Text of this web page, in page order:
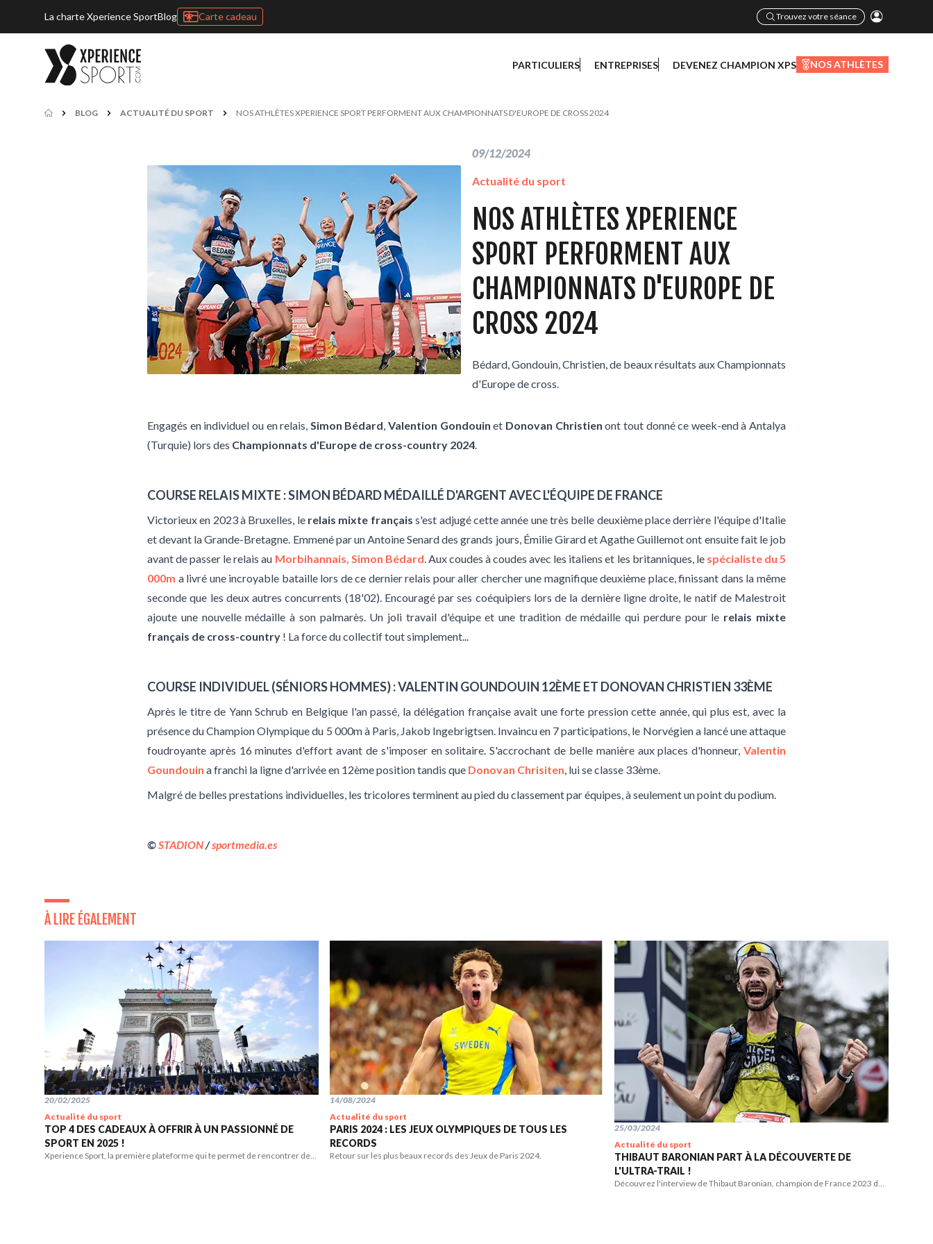
La charte Xperience SportBlog Carte cadeau Trouvez votre séance
PARTICULIERS ENTREPRISES DEVENEZ CHAMPION XPS NOS ATHLÈTES
BLOG ACTUALITÉ DU SPORT NOS ATHLÈTES XPERIENCE SPORT PERFORMENT AUX CHAMPIONNATS D'EUROPE DE CROSS 2024
09/12/2024
Actualité du sport
NOS ATHLÈTES XPERIENCE
SPORT PERFORMENT AUX
CHAMPIONNATS D'EUROPE DE
CROSS 2024
Bédard, Gondouin, Christien, de beaux résultats aux Championnats
d'Europe de cross.
Engagés en individuel ou en relais, Simon Bédard ,Valention Gondouin et Donovan Christien ont tout donné ce week-end à Antalya
(Turquie) lors des Championnats d'Europe de cross-country 2024
COURSE RELAIS MIXTE : SIMON BÉDARD MÉDAILLÉ D'ARGENT AVEC L'ÉQUIPE DE FRANCE
Victorieux en 2023 à Bruxelles, le relais mixte français s'est adjugé cette année une très belle deuxième place derrière l'équipe d'Italie
et devant la Grande-Bretagne. Emmené par un Antoine Senard des grands jours, Émilie Girard et Agathe Guillemot ont ensuite fait le job
avant de passer le relais au Morbihannais, Simon Bédard . Aux coudes à coudes avec les italiens et les britanniques, le spécialiste du 5
000m a livré une incroyable bataille lors de ce dernier relais pour aller chercher une magnifique deuxième place, finissant dans la même
seconde que les deux autres concurrents (18'02). Encouragé par ses coéquipiers lors de la dernière ligne droite, le natif de Malestroit
ajoute une nouvelle médaille à son palmarès. Un joli travail d'équipe et une tradition de médaille qui perdure pour le relais mixte
français de cross-country ! La force du collectif tout simplement...
COURSE INDIVIDUEL (SÉNIORS HOMMES) : VALENTIN GOUNDOUIN 12ÈME ET DONOVAN CHRISTIEN 33ÈME
Après le titre de Yann Schrub en Belgique l'an passé, la délégation française avait une forte pression cette année, qui plus est, avec la
présence du Champion Olympique du 5 000m à Paris, Jakob Ingebrigtsen. Invaincu en 7 participations, le Norvégien a lancé une attaque
foudroyante après 16 minutes d'effort avant de s'imposer en solitaire. S'accrochant de belle manière aux places d'honneur, Valentin
Goundouin a franchi la ligne d'arrivée en 12ème position tandis que Donovan Chrisiten , lui se classe 33ème.
Malgré de belles prestations individuelles, les tricolores terminent au pied du classement par équipes, à seulement un point du podium.
©STADION /sportmedia.es
À LIRE ÉGALEMENT
20/02/2025
Actualité du sport
TOP 4 DES CADEAUX À OFFRIR À UN PASSIONNÉ DE
SPORT EN 2025 !
Xperience Sport, la première plateforme qui te permet de rencontrer des
14/08/2024
Actualité du sport
PARIS 2024 : LES JEUX OLYMPIQUES DE TOUS LES
RECORDS
Retour sur les plus beaux records des Jeux de Paris 2024.
25/03/2024
Actualité du sport
THIBAUT BARONIAN PART À LA DÉCOUVERTE DE
L'ULTRA-TRAIL !
Découvrez l'interview de Thibaut Baronian, champion de France 2023 de